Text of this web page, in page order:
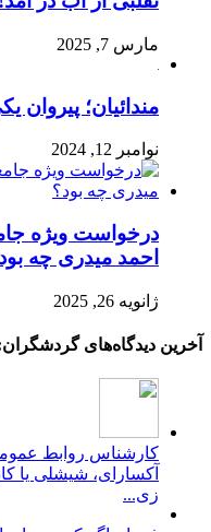
مارس 7, 2025
مندائیان؛ پیروان
نوامبر 12, 2024
درخواست ویژه
احمد میدری چه
ژانویه 26, 2025
آخرین دیدگاه‌های
کارشناس روابط
آکسارای، شیشلی یا
زی...